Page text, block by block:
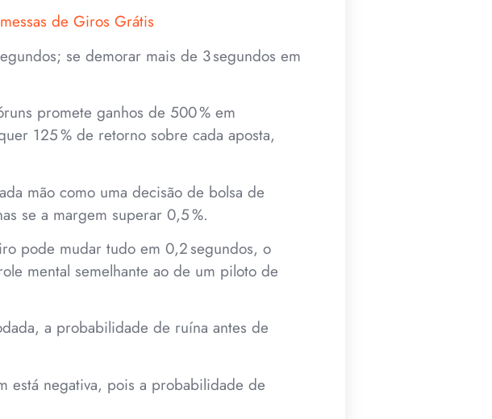
de Giros Grátis
se demorar mais de 3 segundos em
promete ganhos de 500 % em
125 % de retorno sobre cada aposta,
mão como uma decisão de bolsa de
se a margem superar 0,5 %.
pode mudar tudo em 0,2 segundos, o
mental semelhante ao de um piloto de
a probabilidade de ruína antes de
está negativa, pois a probabilidade de